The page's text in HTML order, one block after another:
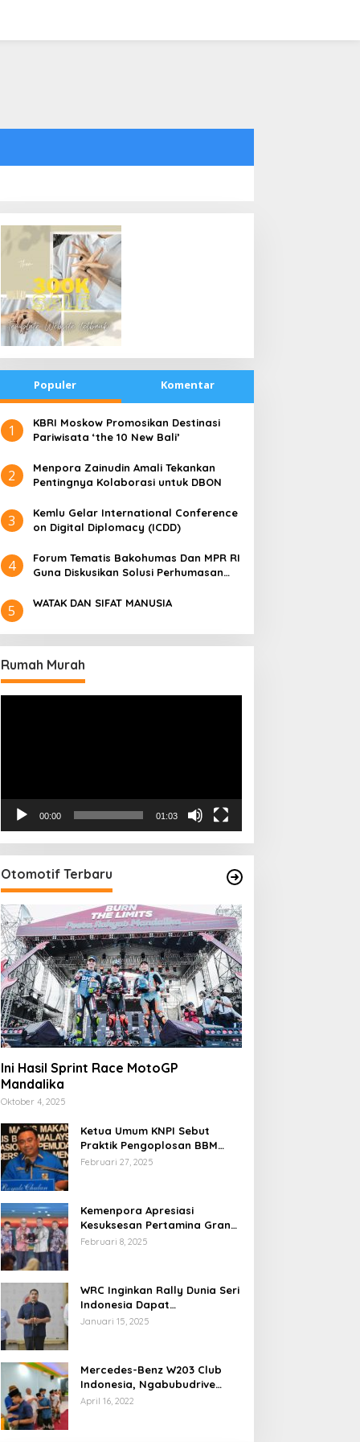
Populer Komentar
1
​KBRI Moskow Promosikan Destinasi
Pariwisata ‘the 10 New Bali’
2
​Menpora Zainudin Amali Tekankan
Pentingnya Kolaborasi untuk DBON
3
​Kemlu Gelar International Conference
on Digital Diplomacy (ICDD)
4
Forum Tematis Bakohumas Dan MPR RI
Guna Diskusikan Solusi Perhumasan
Masing
5 WATAK DAN SIFAT MANUSIA
Rumah Murah
00:00 01:03
Otomotif Terbaru
Ini Hasil Sprint Race MotoGP
Mandalika
Oktober 4, 2025
Ketua Umum KNPI Sebut
Praktik Pengoplosan BBM
Cederai Kepercayaan
Februari 27, 2025
Kemenpora Apresiasi
Kesuksesan Pertamina Grand
Prix of Indonesia 2024
Februari 8, 2025
WRC Inginkan Rally Dunia Seri
Indonesia Dapat
Terselenggara 2026
Januari 15, 2025
Mercedes-Benz W203 Club
Indonesia, Ngabubudrive
Ramadhan 2022
April 16, 2022